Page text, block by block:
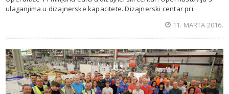
ulaganjima u dizajnerske kapacitete. Dizajnerski centar pri
11. MARTA 2016.